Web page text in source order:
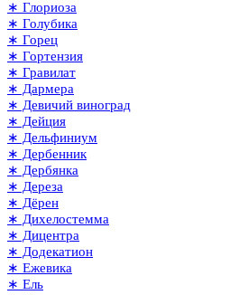
∗ Глориоза
∗ Голубика
∗ Горец
∗ Гортензия
∗ Гравилат
∗ Дармера
∗ Девичий виноград
∗ Дейция
∗ Дельфиниум
∗ Дербенник
∗ Дербянка
∗ Дереза
∗ Дёрен
∗ Дихелостемма
∗ Дицентра
∗ Додекатион
∗ Ежевика
∗ Ель